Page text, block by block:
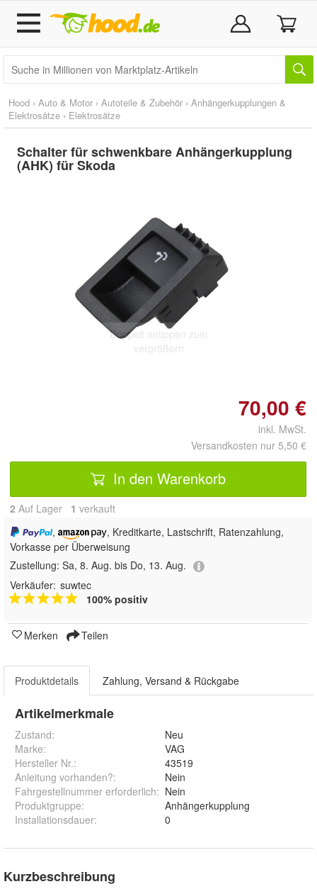
Hood › Auto & Motor › Autoteile & Zubehör › Anhängerkupplungen &
Elektrosätze › Elektrosätze
Schalter für schwenkbare Anhängerkupplung
(AHK) für Skoda
Doppelt antippen zum
vergrößern
70,00 €
inkl. MwSt.
Versandkosten nur 5,50 €
In den Warenkorb
2 Auf Lager 1 verkauft
,
, Kreditkarte, Lastschrift, Ratenzahlung,
Vorkasse per Überweisung
Zustellung: Sa, 8. Aug. bis Do, 13. Aug.
Verkäufer: suwtec
100% positiv
Merken Teilen
Produktdetails Zahlung, Versand & Rückgabe
Artikelmerkmale
Zustand:
Neu
Marke:
VAG
Hersteller Nr.:
43519
Anleitung vorhanden?:
Nein
Fahrgestellnummer erforderlich: Nein
Produktgruppe:
Anhängerkupplung
Installationsdauer: 0
Kurzbeschreibung